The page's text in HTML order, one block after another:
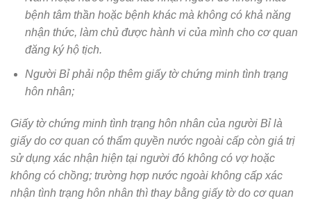
bệnh tâm thần hoặc bệnh khác mà không có khả năng
nhận thức, làm chủ được hành vi của mình cho cơ quan
đăng ký hộ tịch.
Người Bỉ phải nộp thêm giấy tờ chứng minh tình trạng
hôn nhân;
Giấy tờ chứng minh tình trạng hôn nhân của người Bỉ là
giấy do cơ quan có thẩm quyền nước ngoài cấp còn giá trị
sử dụng xác nhận hiện tại người đó không có vợ hoặc
không có chồng; trường hợp nước ngoài không cấp xác
nhận tình trạng hôn nhân thì thay bằng giấy tờ do cơ quan